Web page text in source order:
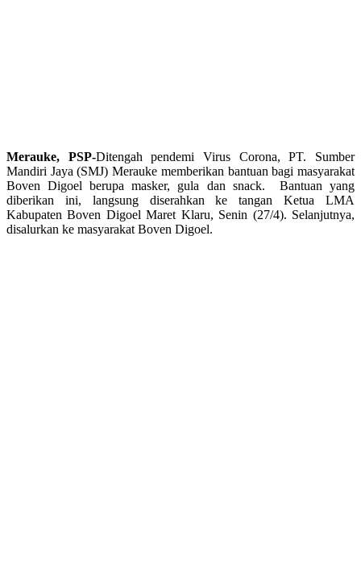
Merauke, PSP-Ditengah pendemi Virus Corona, PT. Sumber
Mandiri Jaya (SMJ) Merauke memberikan bantuan bagi masyarakat
Boven Digoel berupa masker, gula dan snack. Bantuan yang
diberikan ini, langsung diserahkan ke tangan Ketua LMA
Kabupaten Boven Digoel Maret Klaru, Senin (27/4). Selanjutnya,
disalurkan ke masyarakat Boven Digoel.